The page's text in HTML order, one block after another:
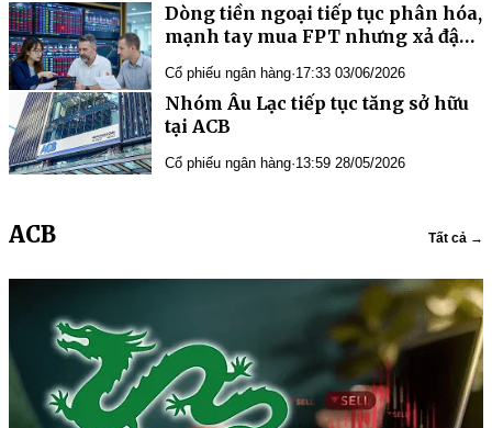
Dòng tiền ngoại tiếp tục phân hóa,
mạnh tay mua FPT nhưng xả đậm
Cổ phiếu ngân hàng·17:33 03/06/2026
Nhóm Âu Lạc tiếp tục tăng sở hữu
tại ACB
Cổ phiếu ngân hàng·13:59 28/05/2026
ACB Tất cả →